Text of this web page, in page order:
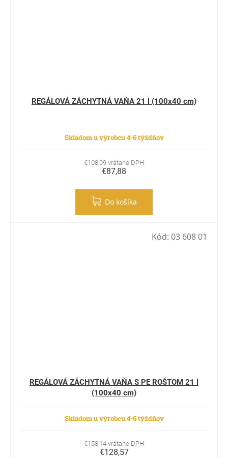
REGÁLOVÁ ZÁCHYTNÁ VAŇA 21 l (100x40 cm)
Skladom u výrobcu 4-6 týždňov
€108,09 vrátane DPH
€87,88
Do košíka
REGÁLOVÁ ZÁCHYTNÁ VAŇA S PE ROŠTOM 21 l
(100x40 cm)
Skladom u výrobcu 4-6 týždňov
€158,14 vrátane DPH
€128,57
Kód: 03 608 01